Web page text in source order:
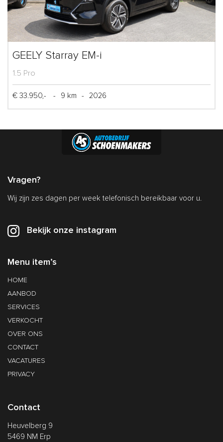
GEELY Starray EM-i
1.5 Pro
€ 33.950,- - 9 km - 2026
Vragen?
Wij zijn zes dagen per week telefonisch bereikbaar voor u.
Bekijk onze instagram
Menu item’s
HOME
AANBOD
SERVICES
VERKOCHT
OVER ONS
CONTACT
VACATURES
PRIVACY
Contact
Heuvelberg 9
5469 NM Erp